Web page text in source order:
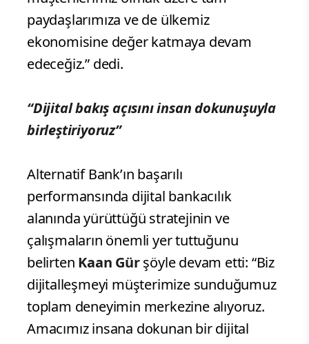
paydaşlarımıza ve de ülkemiz
ekonomisine değer katmaya devam
edeceğiz.” dedi.
“Dijital bakış açısını insan dokunuşuyla
birleştiriyoruz”
Alternatif Bank’ın başarılı
performansında dijital bankacılık
alanında yürüttüğü stratejinin ve
çalışmaların önemli yer tuttuğunu
belirten Kaan Gürşöyle devam etti: “Biz
dijitalleşmeyi müşterimize sunduğumuz
toplam deneyimin merkezine alıyoruz.
Amacımız insana dokunan bir dijital